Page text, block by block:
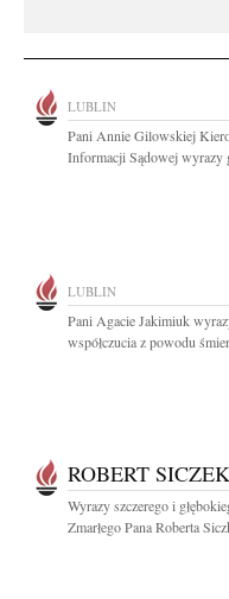
LUBLIN
Pani Annie Gilowskiej
Informacji Sądowej wyrazy
LUBLIN
Pani Agacie Jakimiuk
współczucia z powodu
ROBERT SICZEK
Wyrazy szczerego i
Zmarłego Pana Roberta